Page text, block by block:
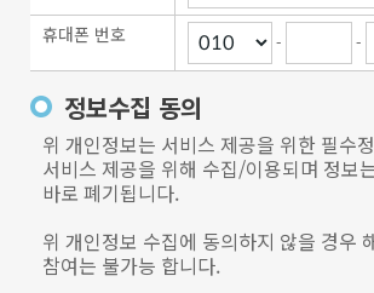
휴대폰 번호 - -
정보수집 동의
위 개인정보는 서비스 제공을 위한 필수
서비스 제공을 위해 수집/이용되며 정보
바로 폐기됩니다.
위 개인정보 수집에 동의하지 않을 경우
참여는 불가능 합니다.